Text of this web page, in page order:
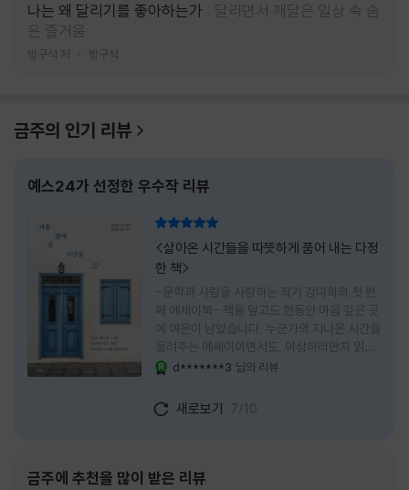
나는 왜 달리기를 좋아하는가
달리면서 깨달은 일상 속 숨
은 즐거움
방구석 저 방구석
금주의 인기 리뷰
예스24가 선정한 우수작 리뷰
<살아온 시간들을 따뜻하게 품어 내는 다정
한 책>
-문학과 사람을 사랑하는 작가 강미희의 첫 번
째 에세이북- 책을 덮고도 한동안 마음 깊은 곳
에 여운이 남았습니다. 누군가의 지나온 시간을
들려주는 에세이이면서도, 이상하리만치 읽는
사람 자신의 삶을 다시 돌아보게 만드는 책이었
으로 머물지 않고, 각자의 상처와 후회, 다 지나
온 줄 알았던 마음의 결을 가만히 비추는 거울
는다는 것, 대신 지나온 시간 속에서 비로소 알
d*******3 님의 리뷰
새로보기 7/10
금주에 추천을 많이 받은 리뷰